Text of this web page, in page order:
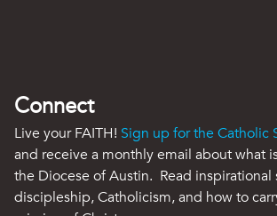
Connect
Live your FAITH! Sign up for the Catholic
and receive a monthly email about what
the Diocese of Austin. Read inspirational
discipleship, Catholicism, and how to